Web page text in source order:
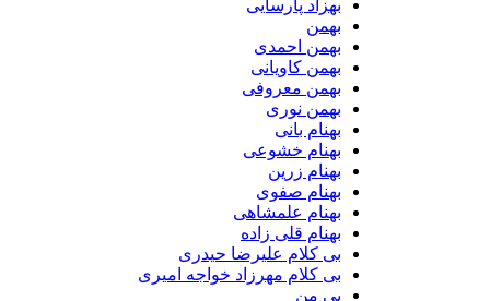
بهزاد پارسایی
بهمن احمدی
بهمن کاویانی
بهمن معروفی
بهمن نوری
بهنام بانی
بهنام خشوعی
بهنام زرین
بهنام صفوی
بهنام علمشاهی
بهنام قلی زاده
بی کلام علیرضا حیدری
بی کلام مهرزاد خواجه امیری